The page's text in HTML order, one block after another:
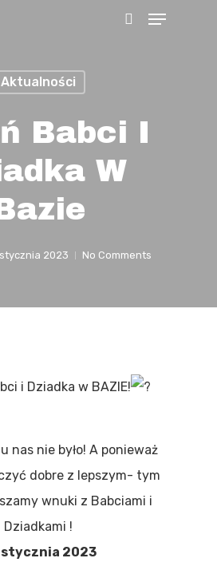
Menu
Aktualności
Babci I
W
2023 No Comments
i Dziadka w BAZIE!
nas nie było! A ponieważ
dobre z lepszym- tym
wnuki z Babciami i
Dziadkami !
stycznia 2023